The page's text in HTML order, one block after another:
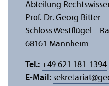
Abteilung
Prof. Dr. Georg Bitter
Schloss Westflügel –
68161 Mannheim
Tel.: +49 621 181-1394
E-Mail: sekretariat@